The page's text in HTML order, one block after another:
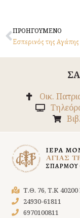
Prev
ΠΡΟΗΓΟΥΜΕΝΟ
Οικ.
Τ.Θ. 76, Τ.Κ
24930-61811
6970100811